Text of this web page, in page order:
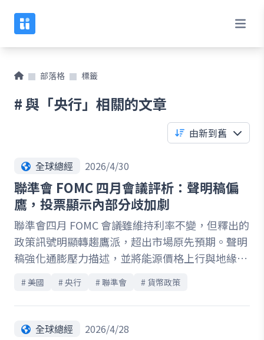
部落格 標籤
# 與「央行」相關的文章
由新到舊
全球總經 2026/4/30
聯準會 FOMC 四月會議評析：聲明稿偏
鷹，投票顯示內部分歧加劇
聯準會四月 FOMC 會議雖維持利率不變，但釋出的
政策訊號明顯轉趨鷹派，超出市場原先預期。聲明
稿強化通膨壓力描述，並將能源價格上行與地緣政
治風險納入核心考量，顯示決策層對通膨黏著性的
警戒正在升溫。同時，投票結果出現 8 比 4 分歧，
意見分裂加劇。在此背景下，市場迅速下修降息預
# 美國 # 央行 # 聯準會 # 貨幣政策
全球總經 2026/4/28